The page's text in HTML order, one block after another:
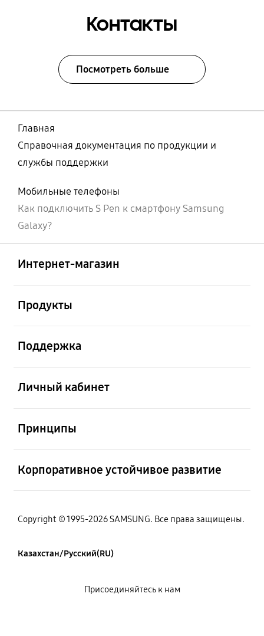
Контакты
Посмотреть больше
Главная
Справочная документация по продукции и
службы поддержки
Мобильные телефоны
Как подключить S Pen к смартфону Samsung
Galaxy?
Интернет-магазин
Продукты
Поддержка
Личный кабинет
Принципы
Корпоративное устойчивое развитие
Copyright © 1995-2026 SAMSUNG. Все права защищены.
Казахстан/Русский(RU)
Присоединяйтесь к нам